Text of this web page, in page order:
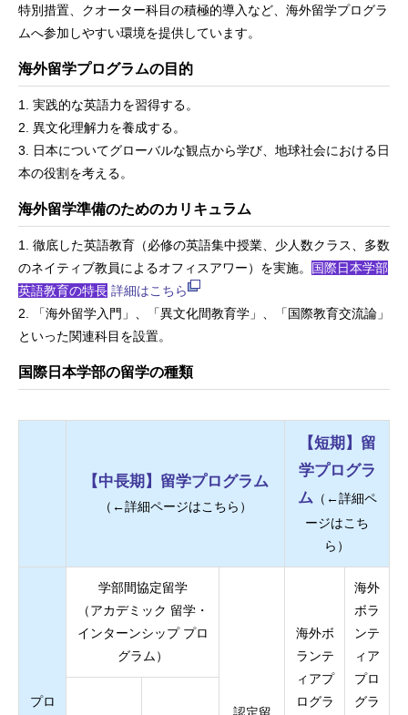
特別措置、クオーター科目の積極的導入など、海外留学プログラ
ムへ参加しやすい環境を提供しています。
海外留学プログラムの目的
1. 実践的な英語力を習得する。
2. 異文化理解力を養成する。
3. 日本についてグローバルな観点から学び、地球社会における日
本の役割を考える。
海外留学準備のためのカリキュラム
1. 徹底した英語教育（必修の英語集中授業、少人数クラス、多数
のネイティブ教員によるオフィスアワー）を実施。 国際日本学部
英語教育の特長 詳細はこちら
2. 「海外留学入門」、「異文化間教育学」、「国際教育交流論」
といった関連科目を設置。
国際日本学部の留学の種類
【中長期】留学プログラム
（←詳細ページはこちら）
【短期】留
学プログラ
ム （←詳細ペ
ージはこち
ら）
プロ
学部間協定留学
（アカデミック 留学・
インターンシップ プロ
グラム）
認定留
海外ボ
ランテ
ィアプ
ログラ
海外
ボラ
ンテ
ィア
プロ
グラ